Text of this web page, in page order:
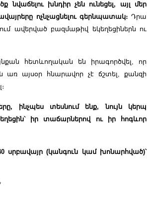
խնդիր չեն ունեցել, այլ մեր
ոչնչացնելու գերնպատակ։ Դրա
ավերված բազմաթիվ եկեղեցիներն ու
հետևողական են իրագործվել, որ
առ այսօր հնարավոր չէ ճշտել, քանզի
ինչպես տեսնում ենք, նույն կերպ
իր տաճարներով ու իր հոգևոր
սրբավայր (կանգուն կամ խոնարհված)՝